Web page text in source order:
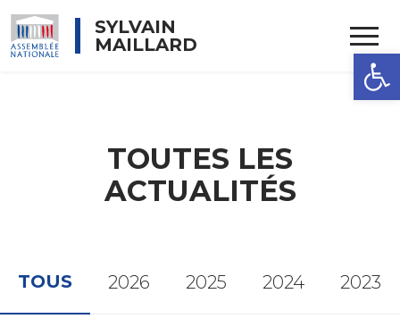
SYLVAIN
MAILLARD
TOUTES LES
ACTUALITÉS
TOUS 2026 2025 2024 2023